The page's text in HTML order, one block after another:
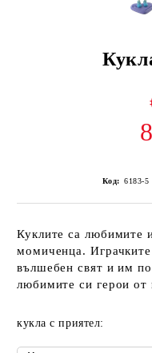
Код: 6183-5
Куклите са любимите
момиченца.
вълшебен свят и им
любимите си герои от
кукла с приятел: